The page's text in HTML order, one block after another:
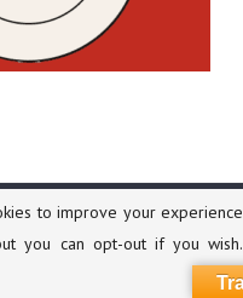
LUS DE LA SEMAINE
to improve your
you can opt-out if you wish.